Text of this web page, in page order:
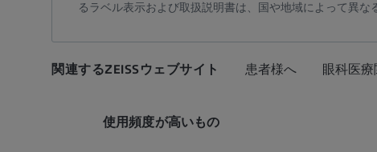
るラベル表示および取扱説明書は、国や地域によって異
関連するZEISSウェブサイト 患者様へ 眼科医
使用頻度が高いもの